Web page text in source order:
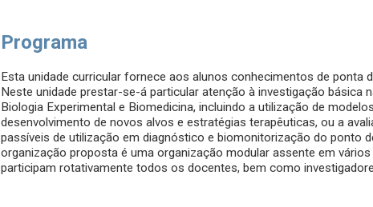
Programa
Esta unidade curricular fornece aos alunos conhecimentos de ponta
Neste unidade prestar-se-á particular atenção à investigação básica
Biologia Experimental e Biomedicina, incluindo a utilização de
desenvolvimento de novos alvos e estratégias terapêuticas, ou a
passíveis de utilização em diagnóstico e biomonitorização do ponto
organização proposta é uma organização modular assente em
participam rotativamente todos os docentes, bem como